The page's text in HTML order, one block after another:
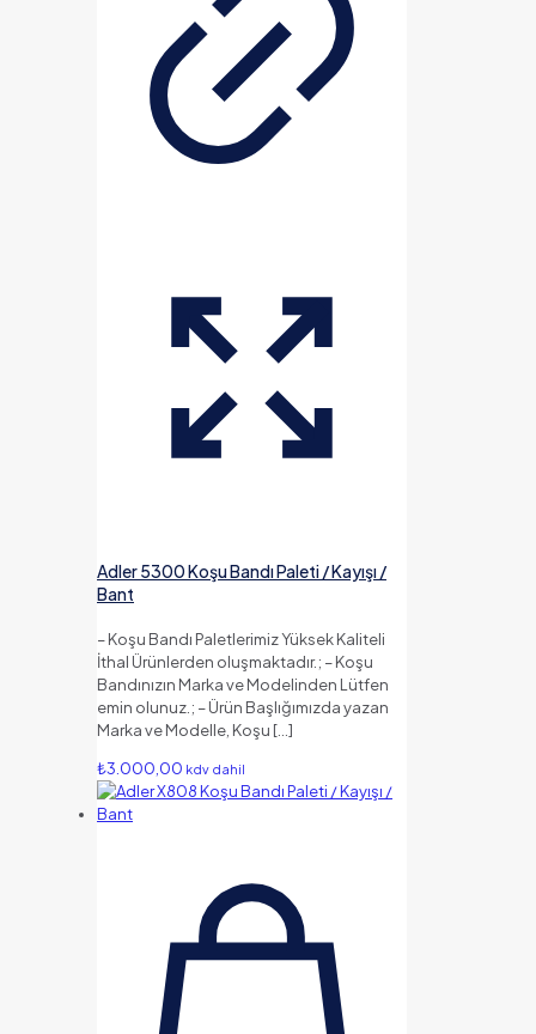
Adler 5300 Koşu Bandı Paleti / Kayışı /
Bant
– Koşu Bandı Paletlerimiz Yüksek Kaliteli
İthal Ürünlerden oluşmaktadır.; – Koşu
Bandınızın Marka ve Modelinden Lütfen
emin olunuz.; – Ürün Başlığımızda yazan
Marka ve Modelle, Koşu […]
₺3.000,00 kdv dahil